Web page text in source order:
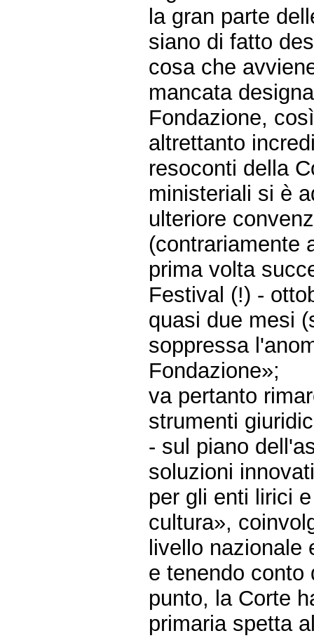
la gran parte
siano di fatto
cosa che
mancata
Fondazione,
altrettanto
resoconti della
ministeriali si è
ulteriore
(contrariamente
prima volta
Festival (!) -
quasi due mesi
soppressa
Fondazione»;
va pertanto
strumenti
- sul piano
soluzioni
per gli enti lirici
cultura»,
livello
e tenendo conto
punto, la Corte
primaria spetta